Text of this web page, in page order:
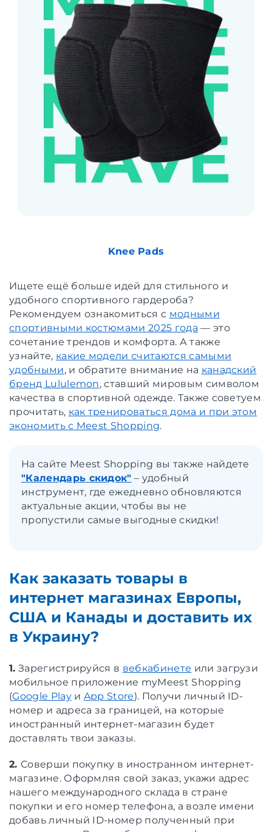
Knee Pads
Ищете ещё больше идей для стильного и
удобного спортивного гардероба?
Рекомендуем ознакомиться с модными
спортивными костюмами 2025 года — это
сочетание трендов и комфорта. А также
узнайте, какие модели считаются самыми
удобными, и обратите внимание на канадский
бренд Lululemon, ставший мировым символом
качества в спортивной одежде. Также советуем
прочитать, как тренироваться дома и при этом
экономить с Meest Shopping.
На сайте Meest Shopping вы также найдете
"Календарь скидок" – удобный
инструмент, где ежедневно обновляются
актуальные акции, чтобы вы не
пропустили самые выгодные скидки!
Как заказать товары в
интернет магазинах Европы,
США и Канады и доставить их
в Украину?
1. Зарегистрируйся в вебкабинете или загрузи
мобильное приложение myMeest Shopping
(Google Playи App Store). Получи личный ID-
номер и адреса за границей, на которые
иностранный интернет-магазин будет
доставлять твои заказы.
2. Соверши покупку в иностранном интернет-
магазине. Оформляя свой заказ, укажи адрес
нашего международного склада в стране
покупки и его номер телефона, а возле имени
добавь личный ID-номер полученный при